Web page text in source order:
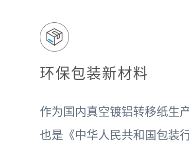
环保包装新材料
作为国内真空镀铝转移纸生
也是《中华人民共和国包装